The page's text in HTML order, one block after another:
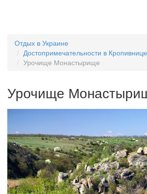
Отдых в Украине
Достопримечательности в
Урочище Монастырище
Урочище